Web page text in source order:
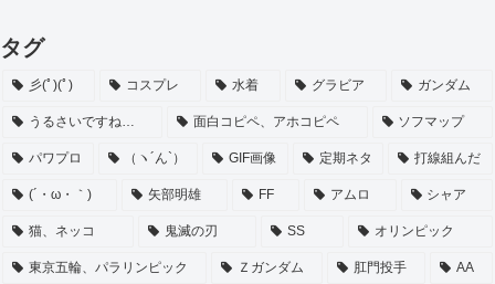
タグ
彡(ﾟ)(ﾟ) コスプレ 水着 グラビア ガンダム
うるさいですね… 面白コピペ、アホコピペ ソフマップ
パワプロ （ヽ´ん`） GIF画像 定期ネタ 打線組んだ
(´・ω・｀) 矢部明雄 FF アムロ シャア
猫、ネッコ 鬼滅の刃 SS オリンピック
東京五輪、パラリンピック Ｚガンダム 肛門投手 AA